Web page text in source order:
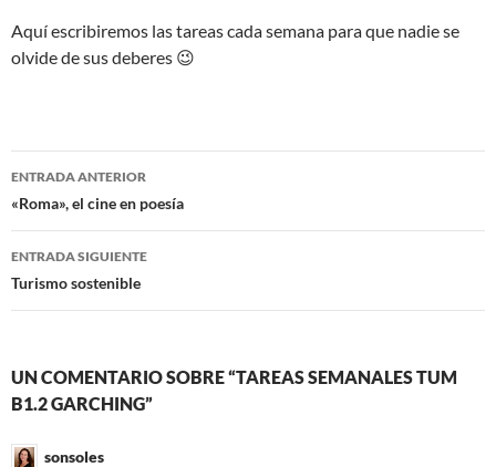
Aquí escribiremos las tareas cada semana para que nadie se
olvide de sus deberes 😉
Navegación
de
entradas
ENTRADA ANTERIOR
«Roma», el cine en poesía
ENTRADA SIGUIENTE
Turismo sostenible
UN COMENTARIO SOBRE “TAREAS SEMANALES TUM
B1.2 GARCHING”
sonsoles